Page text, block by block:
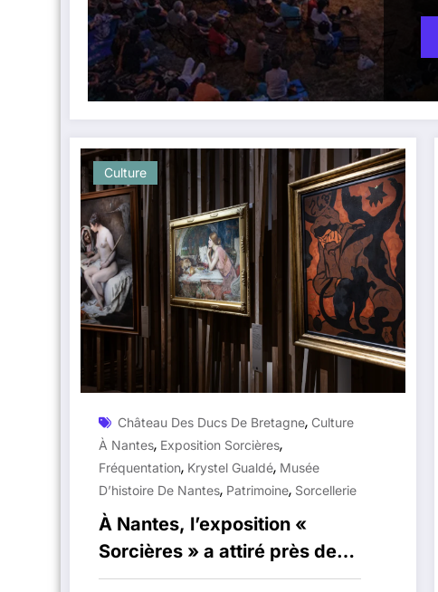
Culture
Château Des Ducs De Bretagne, Culture
À Nantes, Exposition Sorcières,
Fréquentation, Krystel Gualdé, Musée
D’histoire De Nantes, Patrimoine, Sorcellerie
À Nantes, l’exposition «
Sorcières » a attiré près de
110 000 visiteurs au Château